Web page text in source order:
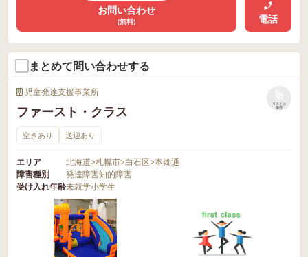
お問い合わせ
(無料) 電話
まとめて問い合わせする
児童発達支援事業所
ファースト・クラス
リストに
保存
空きあり 送迎あり
エリア 北海道>札幌市>白石区>本郷通
障害種別
発達障害知的障害
受け入れ年齢未就学小学生